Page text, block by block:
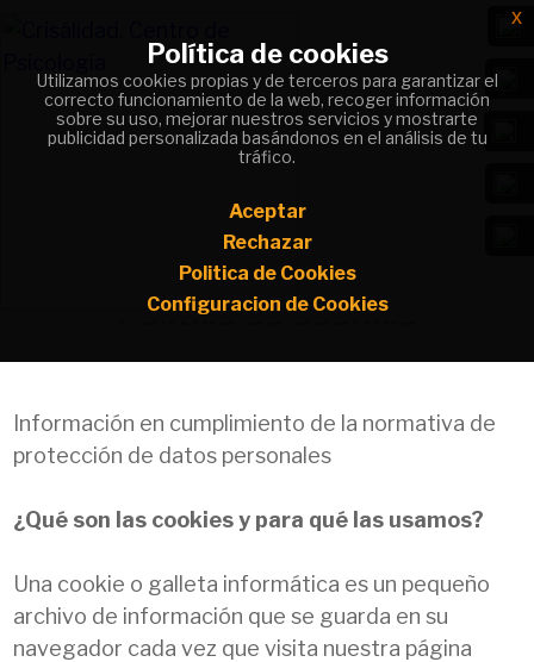
Da sentido a lo que te duele y convierte
Politica de cookies
Información en cumplimiento de la normativa de
protección de datos personales
¿Qué son las cookies y para qué las usamos?
Una cookie o galleta informática es un pequeño
archivo de información que se guarda en su
navegador cada vez que visita nuestra página
Política de cookies
Utilizamos cookies propias y de terceros para garantizar el
correcto funcionamiento de la web, recoger información
sobre su uso, mejorar nuestros servicios y mostrarte
publicidad personalizada basándonos en el análisis de tu
tráfico.
Aceptar
Rechazar
Politica de Cookies
Configuracion de Cookies
x
Política de cookies
Utilizamos cookies propias y de terceros para garantizar el
correcto funcionamiento de la web, recoger información
sobre su uso, mejorar nuestros servicios y mostrarte
publicidad personalizada basándonos en el análisis de tu
tráfico.
Aceptar
Rechazar
Politica de Cookies
Configuracion de Cookies
x